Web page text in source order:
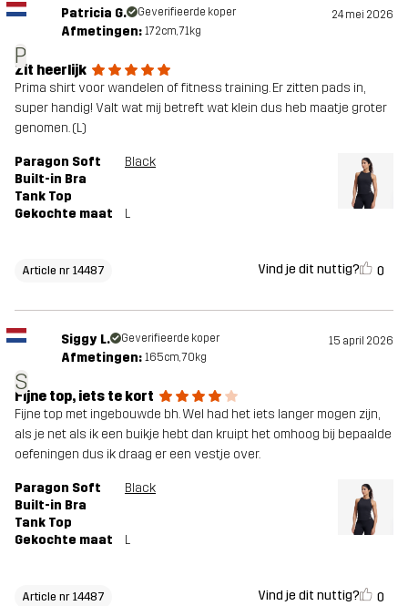
P
Patricia G. Geverifieerde koper 24 mei 2026
Afmetingen: 172cm, 71kg
Zit heerlijk
Prima shirt voor wandelen of fitness training. Er zitten pads in,
super handig! Valt wat mij betreft wat klein dus heb maatje groter
genomen. (L)
Paragon Soft
Built-in Bra
Tank Top
Black
Gekochte maat L
Article nr 14487 Vind je dit nuttig? 0
S
Siggy L. Geverifieerde koper 15 april 2026
Afmetingen: 165cm, 70kg
Fijne top, iets te kort
Fijne top met ingebouwde bh. Wel had het iets langer mogen zijn,
als je net als ik een buikje hebt dan kruipt het omhoog bij bepaalde
oefeningen dus ik draag er een vestje over.
Paragon Soft
Built-in Bra
Tank Top
Black
Gekochte maat L
Article nr 14487 Vind je dit nuttig? 0